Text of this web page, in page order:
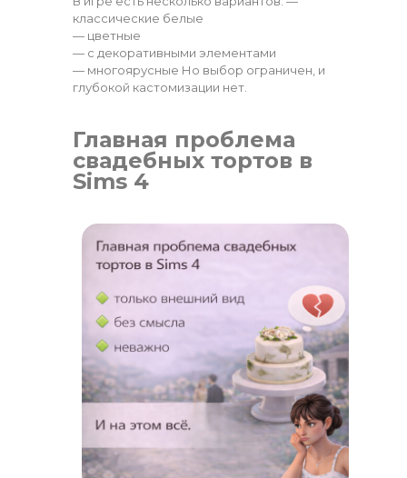
классические белые
— цветные
— с декоративными элементами
— многоярусные Но выбор ограничен, и
глубокой кастомизации нет.
Главная проблема
свадебных тортов в
Sims 4